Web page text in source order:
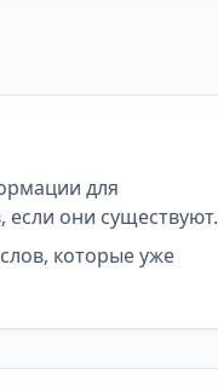
для
если они существуют.
которые уже